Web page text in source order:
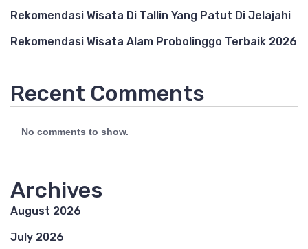
Rekomendasi Wisata Di Tallin Yang Patut Di Jelajahi
Rekomendasi Wisata Alam Probolinggo Terbaik 2026
Recent Comments
No comments to show.
Archives
August 2026
July 2026